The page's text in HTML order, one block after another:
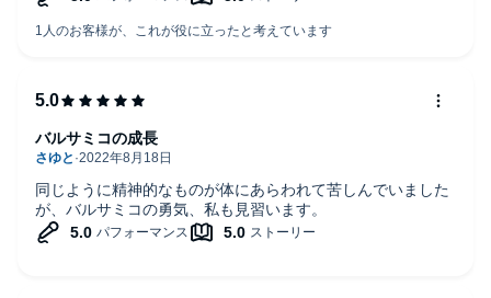
同じように精神的なものが体にあらわれて苦しんでいました
が、バルサミコの勇気、私も見習います。
バルサミコの成長